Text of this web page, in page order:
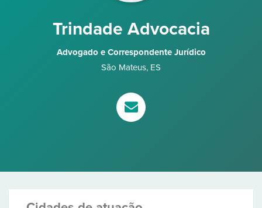
Trindade Advocacia
Advogado e Correspondente Jurídico
São Mateus, ES